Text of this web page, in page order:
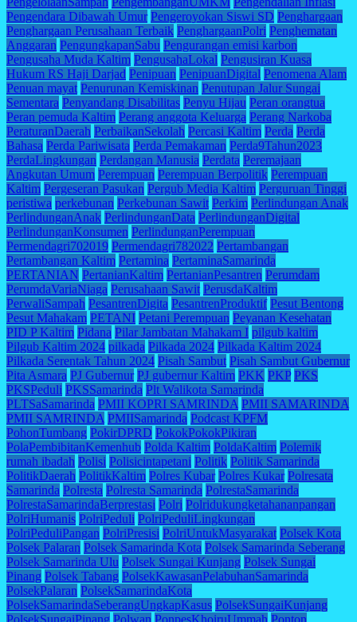
Pengendara Dibawah Umur Pengeroyokan Siswi SD Penghargaan
Penghargaan Perusahaan Terbaik PenghargaanPolri Penghematan
Anggaran PengungkapanSabu Pengurangan emisi karbon
Pengusaha Muda Kaltim PengusahaLokal Pengusiran Kuasa
Hukum RS Haji Darjad Penipuan PenipuanDigital Penomena Alam
Penuan mayat Penurunan Kemiskinan Penutupan Jalur Sungai
Sementara Penyandang Disabilitas Penyu Hijau Peran orangtua
Peran pemuda Kaltim Perang anggota Keluarga Perang Narkoba
PeraturanDaerah PerbaikanSekolah Percasi Kaltim Perda Perda
Bahasa Perda Pariwisata Perda Pemakaman Perda9Tahun2023
PerdaLingkungan Perdangan Manusia Perdata Peremajaan
Angkutan Umum Perempuan Perempuan Berpolitik Perempuan
Kaltim Pergeseran Pasukan Pergub Media Kaltim Perguruan Tinggi
peristiwa perkebunan Perkebunan Sawit Perkim Perlindungan Anak
PerlindunganAnak PerlindunganData PerlindunganDigital
PerlindunganKonsumen PerlindunganPerempuan
Permendagri702019 Permendagri782022 Pertambangan
Pertambangan Kaltim Pertamina PertaminaSamarinda
PERTANIAN PertanianKaltim PertanianPesantren Perumdam
PerumdaVariaNiaga Perusahaan Sawit PerusdaKaltim
PerwaliSampah PesantrenDigita PesantrenProduktif Pesut Bentong
Pesut Mahakam PETANI Petani Perempuan Peyanan Kesehatan
PID P Kaltim Pidana Pilar Jambatan Mahakam I pilgub kaltim
Pilgub Kaltim 2024 pilkada Pilkada 2024 Pilkada Kaltim 2024
Pilkada Serentak Tahun 2024 Pisah Sambut Pisah Sambut Gubernur
Pita Asmara PJ Gubernur PJ gubernur Kaltim PKK PKP PKS
PKSPeduli PKSSamarinda Plt Walikota Samarinda
PLTSaSamarinda PMII KOPRI SAMRINDA PMII SAMARINDA
PMII SAMRINDA PMIISamarinda Podcast KPFM
PohonTumbang PokirDPRD PokokPokokPikiran
PolaPembibitanKemenhub Polda Kaltim PoldaKaltim Polemik
rumah ibadah Polisi Polisicintapetani Politik Politik Samarinda
PolitikDaerah PolitikKaltim Polres Kubar Polres Kukar Polresata
Samarinda Polresta Polresta Samarinda PolrestaSamarinda
PolrestaSamarindaBerprestasi Polri Polridukungketahananpangan
PolriHumanis PolriPeduli PolriPeduliLingkungan
PolriPeduliPangan PolriPresisi PolriUntukMasyarakat Polsek Kota
Polsek Palaran Polsek Samarinda Kota Polsek Samarinda Seberang
Polsek Samarinda Ulu Polsek Sungai Kunjang Polsek Sungai
Pinang Polsek Tabang PolsekKawasanPelabuhanSamarinda
PolsekPalaran PolsekSamarindaKota
PolsekSamarindaSeberangUngkapKasus PolsekSungaiKunjang